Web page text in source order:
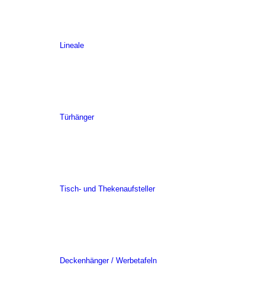
Lineale
Türhänger
Tisch- und Thekenaufsteller
Deckenhänger / Werbetafeln